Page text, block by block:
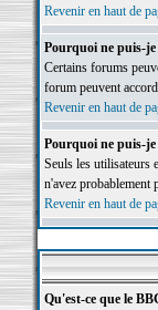
Revenir en haut de
Pourquoi ne puis-
Certains forums
forum peuvent
Revenir en haut de
Pourquoi ne puis-je
Seuls les
n'avez
Revenir en haut de
Qu'est-ce que le